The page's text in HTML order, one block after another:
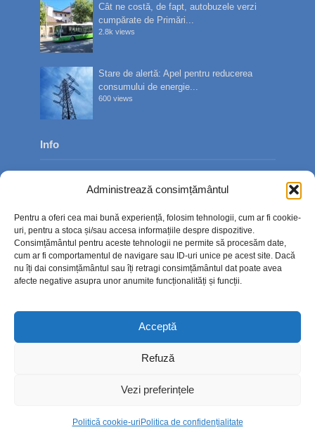
Administrează consimțământul
Pentru a oferi cea mai bună experiență, folosim tehnologii, cum ar fi cookie-
uri, pentru a stoca și/sau accesa informațiile despre dispozitive.
Consimțământul pentru aceste tehnologii ne permite să procesăm date,
cum ar fi comportamentul de navigare sau ID-uri unice pe acest site. Dacă
nu îți dai consimțământul sau îți retragi consimțământul dat poate avea
afecte negative asupra unor anumite funcționalități și funcții.
Acceptă
Refuză
Vezi preferințele
Politică cookie-uriPolitica de confidențialitate
Cât ne costă, de fapt, autobuzele verzi
cumpărate de Primări...
2.8k views
Stare de alertă: Apel pentru reducerea
consumului de energie...
600 views
Info
Contact
Politica de confidențialitate
Politică cookie-uri (UE)
Copyright © 2026. TimpOnline.ro